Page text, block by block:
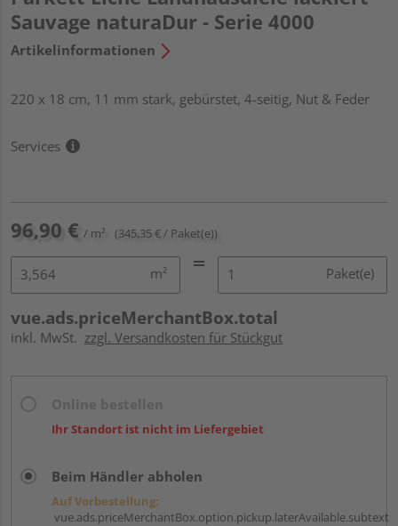
Sauvage naturaDur - Serie 4000
Artikelinformationen
220 x 18 cm, 11 mm stark, gebürstet, 4-seitig, Nut & Feder
Services
96,90 € / m² (345,35 € / Paket(e))
m² Paket(e)
vue.ads.priceMerchantBox.total
inkl. MwSt. zzgl. Versandkosten für Stückgut
Ihr Standort ist nicht im Liefergebiet
Beim Händler abholen
Auf Vorbestellung:
vue.ads.priceMerchantBox.option.pickup.laterAvailable.subtext